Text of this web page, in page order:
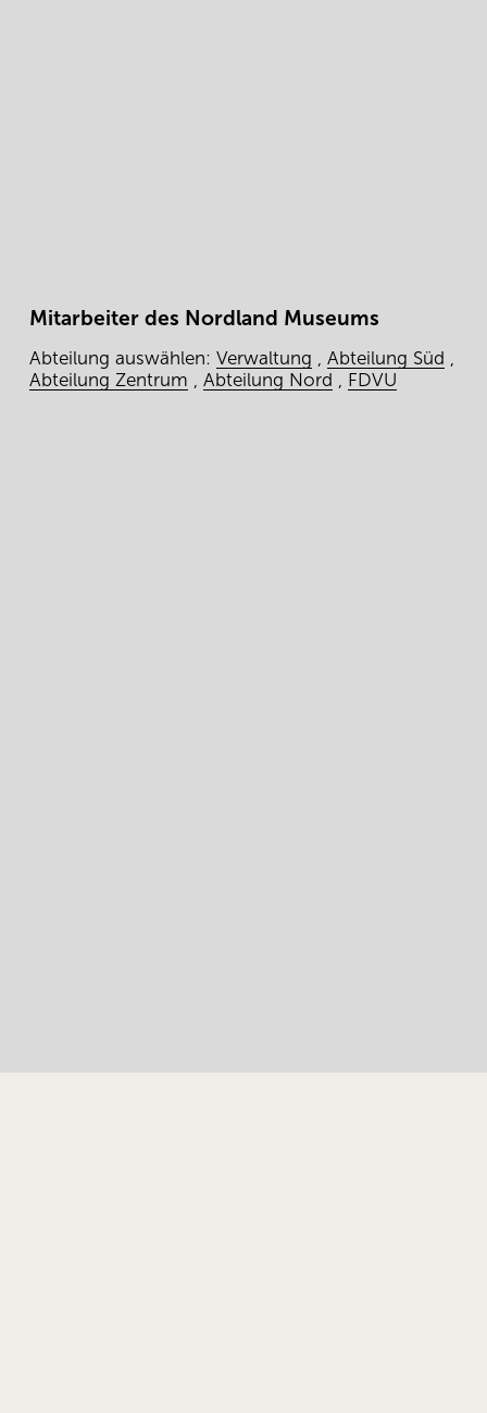
Mitarbeiter des Nordland Museums
Abteilung auswählen: Verwaltung , Abteilung Süd ,
Abteilung Zentrum , Abteilung Nord , FDVU